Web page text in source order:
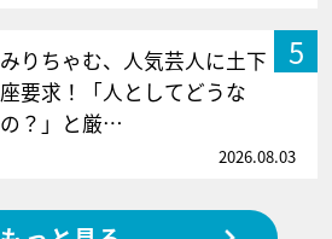
5
みりちゃむ、人気芸人に土下
座要求！「人としてどうな
の？」と厳…
2026.08.03